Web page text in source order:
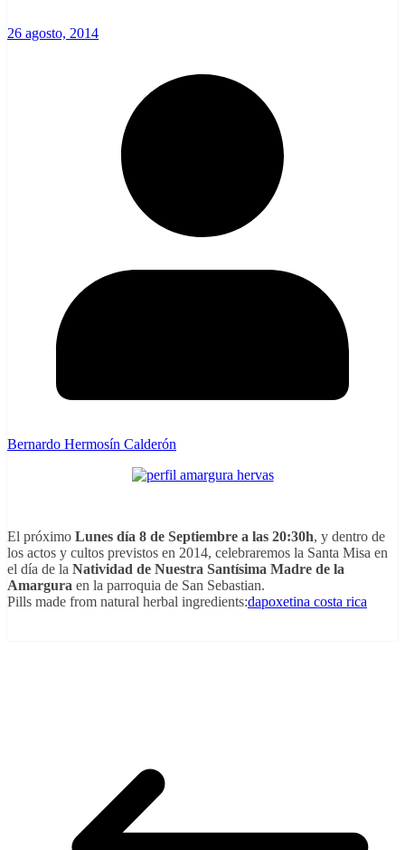
26 agosto, 2014
Bernardo Hermosín Calderón
El próximo Lunes día 8 de Septiembre a las 20:30h, y dentro de
los actos y cultos previstos en 2014, celebraremos la Santa Misa en
el día de la Natividad de Nuestra Santísima Madre de la
Amargura en la parroquia de San Sebastian.
Pills made from natural herbal ingredients:dapoxetina costa rica